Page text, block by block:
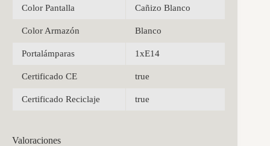
Color Pantalla Cañizo Blanco
Color Armazón Blanco
Portalámparas 1xE14
Certificado CE true
Certificado Reciclaje true
Valoraciones